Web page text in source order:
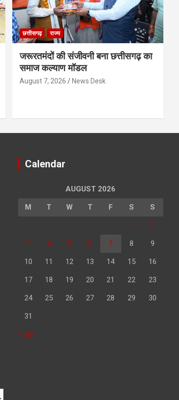
छत्तीसगढ़ राज्य
जरूरतमंदों की संजीवनी बना छत्तीसगढ़ का
समाज कल्याण मॉडल
August 7, 2026 News Desk
Calendar
AUGUST 2026
M T W T F S S
1 2
3 4 5 6 7 8 9
10 11 12 13 14 15 16
17 18 19 20 21 22 23
24 25 26 27 28 29 30
31
« Jul